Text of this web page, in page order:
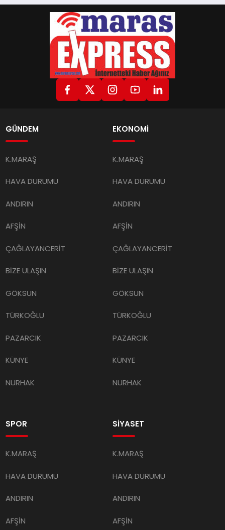
GÜNDEM
K.MARAŞ
HAVA DURUMU
ANDIRIN
AFŞİN
ÇAĞLAYANCERİT
BİZE ULAŞIN
GÖKSUN
TÜRKOĞLU
PAZARCIK
KÜNYE
NURHAK
EKONOMİ
K.MARAŞ
HAVA DURUMU
ANDIRIN
AFŞİN
ÇAĞLAYANCERİT
BİZE ULAŞIN
GÖKSUN
TÜRKOĞLU
PAZARCIK
KÜNYE
NURHAK
SPOR
K.MARAŞ
HAVA DURUMU
ANDIRIN
AFŞİN
SİYASET
K.MARAŞ
HAVA DURUMU
ANDIRIN
AFŞİN